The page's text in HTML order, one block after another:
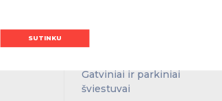
Gatviniai ir parkiniai
šviestuvai
SUTINKU